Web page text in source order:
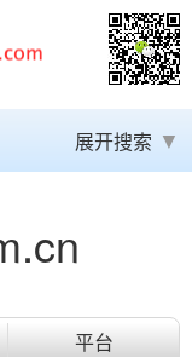
展开搜索
平台